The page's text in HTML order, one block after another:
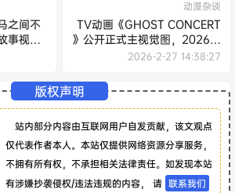
之间不
事视觉
动漫杂谈
TV动画《GHOST CONCERT
》公开正式主视觉图，2026年
4 月 5 日开播！
2026-2-27 14:38:27
版权声明
站内部分内容由互联网用户自发贡献，该文观点
仅代表作者本人。本站仅提供网络资源分享服务，
不拥有所有权，不承担相关法律责任。如发现本站
有涉嫌抄袭侵权/违法违规的内容， 请 联系我们